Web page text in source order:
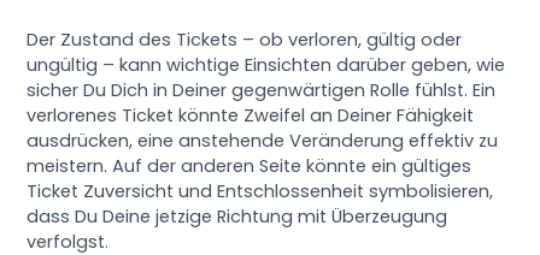
Der Zustand des Tickets – ob verloren, gültig oder
ungültig – kann wichtige Einsichten darüber geben, wie
sicher Du Dich in Deiner gegenwärtigen Rolle fühlst. Ein
verlorenes Ticket könnte Zweifel an Deiner Fähigkeit
ausdrücken, eine anstehende Veränderung effektiv zu
meistern. Auf der anderen Seite könnte ein gültiges
Ticket Zuversicht und Entschlossenheit symbolisieren,
dass Du Deine jetzige Richtung mit Überzeugung
verfolgst.